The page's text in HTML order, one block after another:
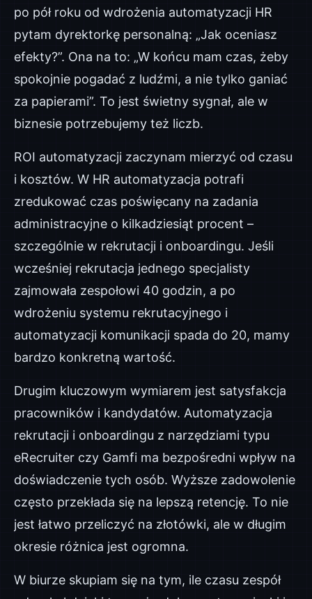
po pół roku od wdrożenia automatyzacji HR
pytam dyrektorkę personalną: „Jak oceniasz
efekty?”. Ona na to: „W końcu mam czas, żeby
spokojnie pogadać z ludźmi, a nie tylko ganiać
za papierami”. To jest świetny sygnał, ale w
biznesie potrzebujemy też liczb.
ROI automatyzacji zaczynam mierzyć od czasu
i kosztów. W HR automatyzacja potrafi
zredukować czas poświęcany na zadania
administracyjne o kilkadziesiąt procent –
szczególnie w rekrutacji i onboardingu. Jeśli
wcześniej rekrutacja jednego specjalisty
zajmowała zespołowi 40 godzin, a po
wdrożeniu systemu rekrutacyjnego i
automatyzacji komunikacji spada do 20, mamy
bardzo konkretną wartość.
Drugim kluczowym wymiarem jest satysfakcja
pracowników i kandydatów. Automatyzacja
rekrutacji i onboardingu z narzędziami typu
eRecruiter czy Gamfi ma bezpośredni wpływ na
doświadczenie tych osób. Wyższe zadowolenie
często przekłada się na lepszą retencję. To nie
jest łatwo przeliczyć na złotówki, ale w długim
okresie różnica jest ogromna.
W biurze skupiam się na tym, ile czasu zespół